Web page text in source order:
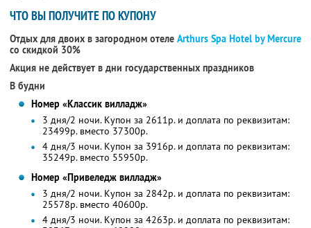
ЧТО ВЫ ПОЛУЧИТЕ ПО КУПОНУ
Отдых для двоих в загородном отеле Arthurs Spa Hotel by Mercure
со скидкой 30%
Акция не действует в дни государственных праздников
В будни
Номер «Классик вилладж»
3 дня/2 ночи. Купон за 2611р. и доплата по реквизитам:
23499р. вместо 37300р.
4 дня/3 ночи. Купон за 3916р. и доплата по реквизитам:
35249р. вместо 55950р.
Номер «Привеледж вилладж»
3 дня/2 ночи. Купон за 2842р. и доплата по реквизитам:
25578р. вместо 40600р.
4 дня/3 ночи. Купон за 4263р. и доплата по реквизитам: